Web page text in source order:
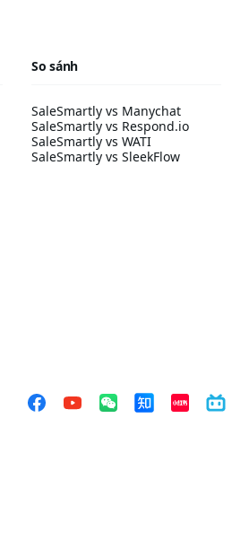
So sánh
SaleSmartly vs Manychat
SaleSmartly vs Respond.io
SaleSmartly vs WATI
SaleSmartly vs SleekFlow